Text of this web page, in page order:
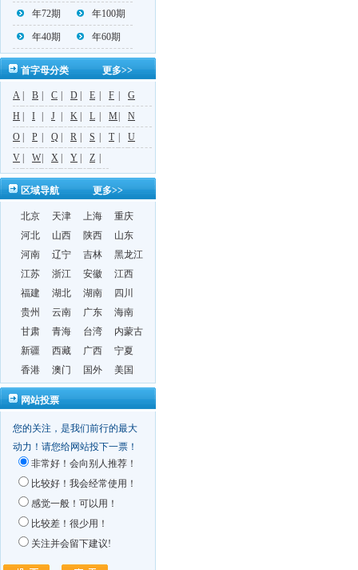
年72期 年100期
年40期 年60期
更多>>
首字母分类
A B C D E F
G
H
I J K L M
N
O
P Q R S T
U
V
W X Y Z
更多>>
区域导航
北京 天津 上海
重庆
河北
山西 陕西
山东
河南
辽宁 吉林
黑龙江
江苏
浙江 安徽
江西
福建
湖北 湖南
四川
贵州
云南 广东
海南
甘肃
青海 台湾
内蒙古
新疆
西藏 广西
宁夏
香港
澳门 国外 美国
网站投票
您的关注，是我们前行的最大
动力！请您给网站投下一票！
非常好！会向别人推荐！
比较好！我会经常使用！
感觉一般！可以用！
比较差！很少用！
关注并会留下建议!